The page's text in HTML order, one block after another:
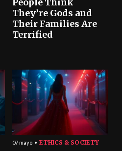
They’re Gods and
Their Families Are
Terrified
07 mayo ETHICS & SOCIETY